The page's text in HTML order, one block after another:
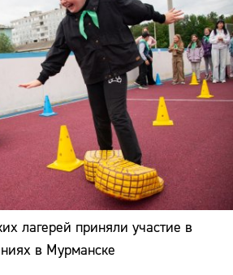
лагерей приняли участие в
в Мурманске